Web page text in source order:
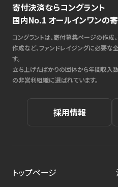
寄付決済ならコングラント
国内No.1 オールインワンの
コングラントは、寄付募集ページの作成
作成など、ファンドレイジングに必要
す。
立ち上げたばかりの団体から年間収入
の非営利組織に選ばれています。
採用情報
トップページ